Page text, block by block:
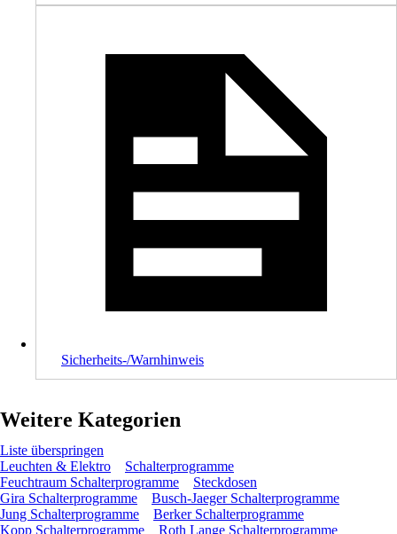
Sicherheits-/Warnhinweis
Weitere Kategorien
Liste überspringen
Leuchten & Elektro
Schalterprogramme
Feuchtraum Schalterprogramme
Steckdosen
Gira Schalterprogramme
Busch-Jaeger Schalterprogramme
Jung Schalterprogramme
Berker Schalterprogramme
Kopp Schalterprogramme
Roth Lange Schalterprogramme